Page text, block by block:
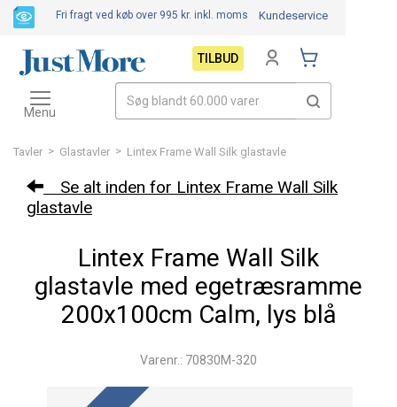
Tavler > Glastavler > Lintex Frame Wall Silk glastavle
Se alt inden for Lintex Frame Wall Silk
glastavle
Lintex Frame Wall Silk
glastavle med egetræsramme
200x100cm Calm, lys blå
Varenr.: 70830M-320
Fri fragt ved køb over 995 kr. inkl. moms Kundeservice
TILBUD
Toggle
navigation
Menu